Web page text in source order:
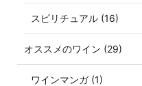
スピリチュアル (16)
オススメのワイン (29)
ワインマンガ (1)